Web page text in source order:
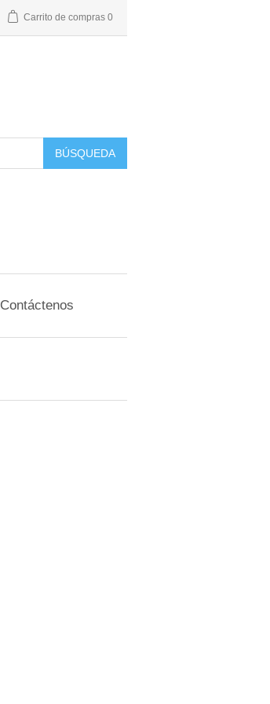
Carrito de compras 0
BÚSQUEDA
Contáctenos